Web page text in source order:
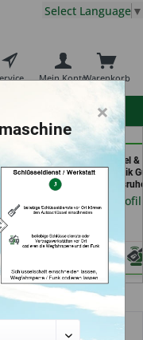
Warenkorb
Mein Konto
Select Language ▼
(in
Aba Schlüssel &
Sicherheitstechnik
GmbH (in
Händlerprofil
und Zubehör
×